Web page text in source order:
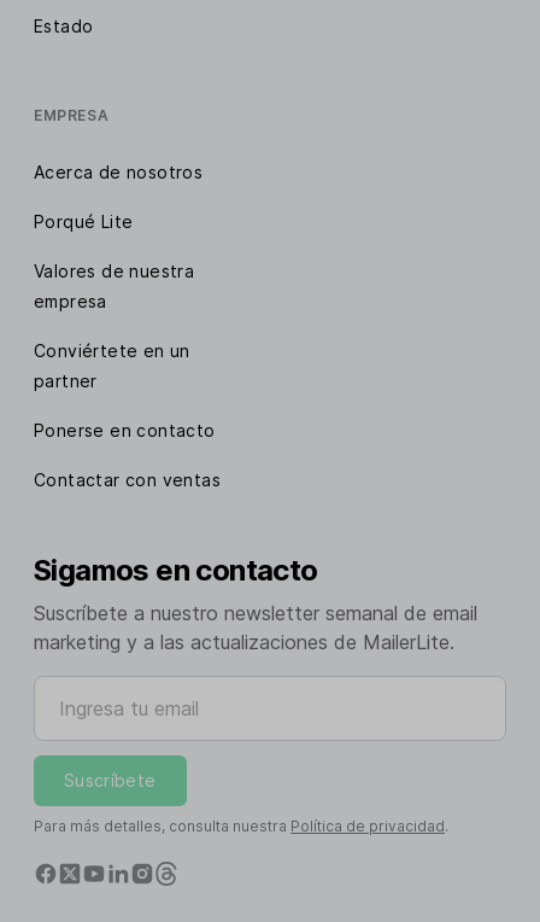
Estado
EMPRESA
Acerca de nosotros
Porqué Lite
Valores de nuestra
empresa
Conviértete en un
partner
Ponerse en contacto
Contactar con ventas
Sigamos en contacto
Suscríbete a nuestro newsletter semanal de email
marketing y a las actualizaciones de MailerLite.
Ingresa tu email
Suscríbete
Para más detalles, consulta nuestra Política de privacidad.